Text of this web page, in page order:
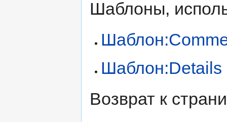
Шаблоны,
Шаблон:Details
Возврат к